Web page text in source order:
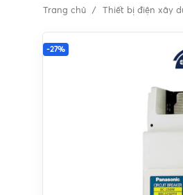
Trang chủ Thiết bị điện xây
-27%